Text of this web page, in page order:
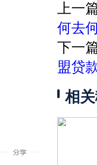
上一
何去
下一
盟贷
相